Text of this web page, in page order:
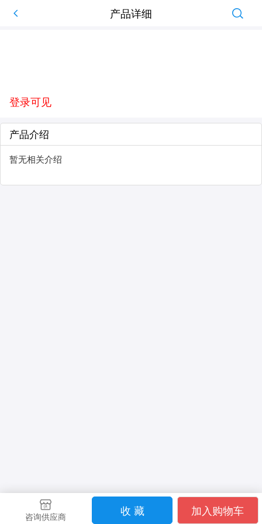
产品详细
登录可见
产品介绍
暂无相关介绍
咨询供应商 收 藏 加入购物车